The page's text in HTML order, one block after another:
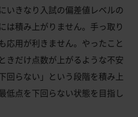
いきなり入試の偏差値レベルの
は積み上がりません。手っ取り
応用が利きません。やったこと
きだけ点数が上がるような不安
らない」という段階を積み上
低点を下回らない状態を目指し